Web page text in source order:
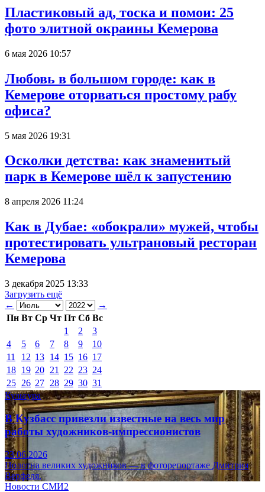
Пластиковый ад, тоска и помои: 25
фото элитной окраины Кемерова
6 мая 2026 10:57
Любовь в большом городе: как в
Кемерове оторваться простому рабу
офиса?
5 мая 2026 19:31
Осколки детства: как знаменитый
парк в Кемерове шёл к запустению
8 апреля 2026 11:24
Как в Дубае: «обокрали» мужей, чтобы
протестировать ультрановый ресторан
Кемерова
3 декабря 2025 13:33
Загрузить ещё
←
→
Пн Вт Ср Чт Пт Сб Вс
1
2
3
4
5 6 7 8 9
10
11
12 13 14 15 16 17
18 19 20 21 22 23 24
25 26 27 28 29 30 31
Культура
В Кузбасс привезли известные на весь мир
работы художников-импрессионистов
23.06.2026
Полотна великих художников — в фоторепортаже Дмитрия
Верфеля.
Новости СМИ2